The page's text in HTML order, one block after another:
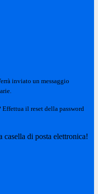
inviato un messaggio
Effettua il reset della password
di posta elettronica!